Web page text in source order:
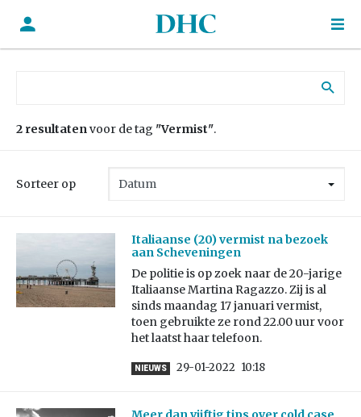
2 resultatenvoor de tag "Vermist".
Sorteer op
Italiaanse (20) vermist na bezoek
aan Scheveningen
De politie is op zoek naar de 20-jarige
Italiaanse Martina Ragazzo. Zij is al
sinds maandag 17 januari vermist,
toen gebruikte ze rond 22.00 uur voor
het laatst haar telefoon.
NIEUWS 29-01-2022 10:18